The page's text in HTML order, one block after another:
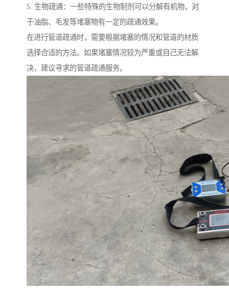
5. 生物疏通：一些特殊的生物制剂可以分解有机物，对
于油脂、毛发等堵塞物有一定的疏通效果。
在进行管道疏通时，需要根据堵塞的情况和管道的材质
选择合适的方法。如果堵塞情况较为严重或自己无法解
决，建议寻求的管道疏通服务。